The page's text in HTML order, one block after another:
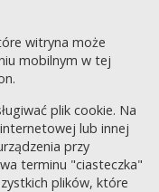
witryna może
mobilnym w tej
plik cookie. Na
lub innej
przy
terminu "ciasteczka"
plików, które